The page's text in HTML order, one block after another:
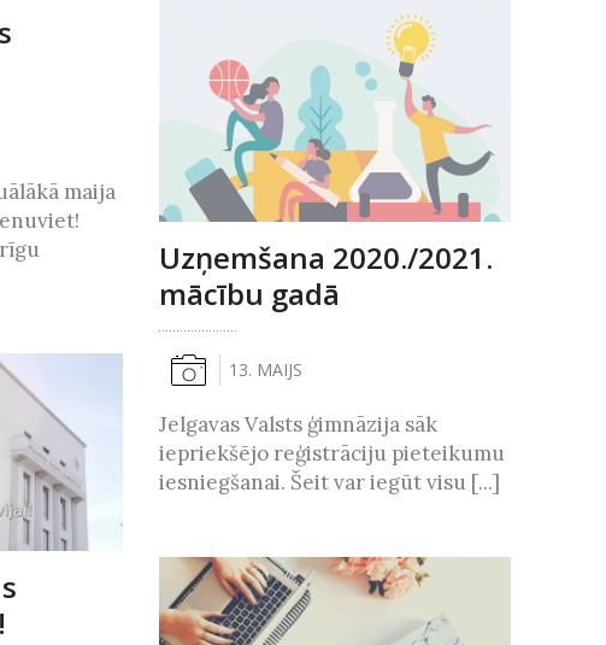
maija
Uzņemšana 2020./2021.
mācību gadā
13. MAIJS
Jelgavas Valsts ģimnāzija sāk
iepriekšējo reģistrāciju pieteikumu
iesniegšanai. Šeit var iegūt visu [...]